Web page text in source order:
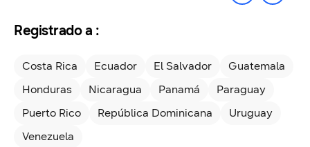
Registrado a :
Costa Rica Ecuador El Salvador
Guatemala
Honduras
Nicaragua Panamá
Paraguay
Puerto Rico
República Dominicana
Uruguay
Venezuela